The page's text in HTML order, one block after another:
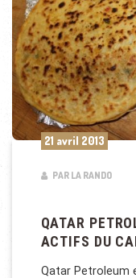
21 avril 2013
PAR LA RANDO
QATAR
ACTIFS DU
Qatar Petroleum